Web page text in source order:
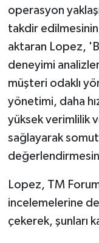
operasyon
takdir
aktaran Lopez,
deneyimi
müşteri odaklı
yönetimi, daha
yüksek verimlilik
sağlayarak
Lopez, TM
incelemelerine
çekerek, şunları